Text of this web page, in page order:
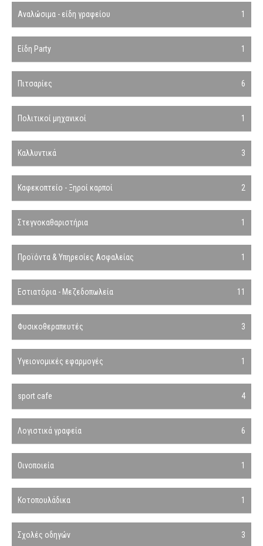
Αναλώσιμα - είδη γραφείου 1
Είδη Party 1
Πιτσαρίες 6
Πολιτικοί μηχανικοί 1
Καλλυντικά 3
Καφεκοπτείο - Ξηροί καρποί 2
Στεγνοκαθαριστήρια 1
Προϊόντα & Υπηρεσίες Ασφαλείας 1
Εστιατόρια - Μεζεδοπωλεία 11
Φυσικοθεραπευτές 3
Υγειονομικές εφαρμογές 1
sport cafe 4
Λογιστικά γραφεία 6
Οινοποιεία 1
Κοτοπουλάδικα 1
Σχολές οδηγών 3